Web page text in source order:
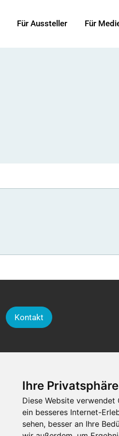
Ihre
Diese Website verwendet
ein besseres Internet-
sehen, besser an Ihre
Für Aussteller Für
Kontakt